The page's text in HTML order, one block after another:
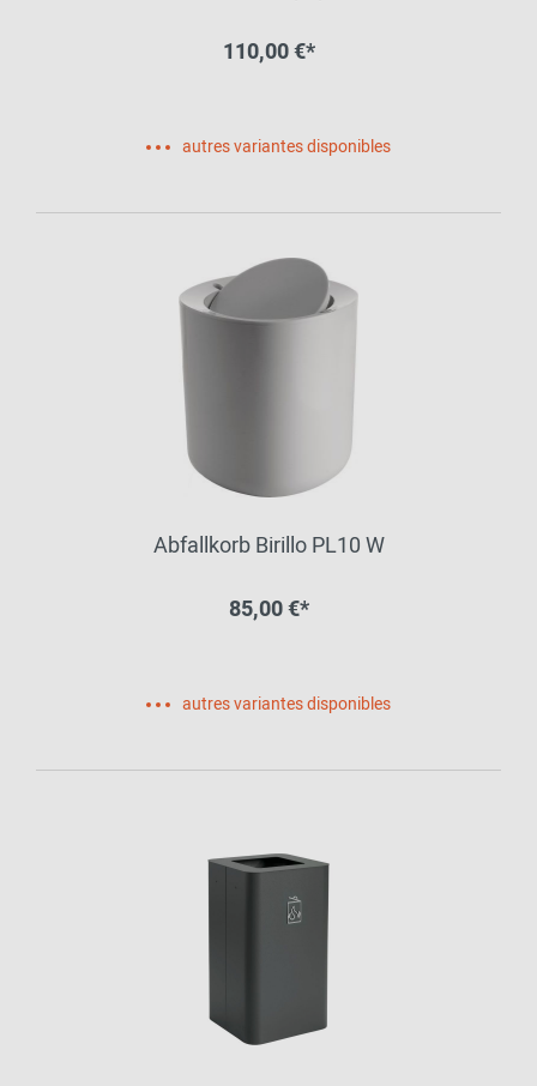
110,00 €*
autres variantes disponibles
Abfallkorb Birillo PL10 W
85,00 €*
autres variantes disponibles